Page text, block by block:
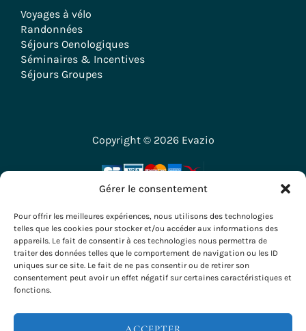
Gérer le consentement
Pour offrir les meilleures expériences, nous utilisons des technologies
telles que les cookies pour stocker et/ou accéder aux informations des
appareils. Le fait de consentir à ces technologies nous permettra de
traiter des données telles que le comportement de navigation ou les ID
uniques sur ce site. Le fait de ne pas consentir ou de retirer son
consentement peut avoir un effet négatif sur certaines caractéristiques et
fonctions.
Voyages à vélo
Randonnées
Séjours Oenologiques
Séminaires & Incentives
Séjours Groupes
Copyright © 2026 Evazio